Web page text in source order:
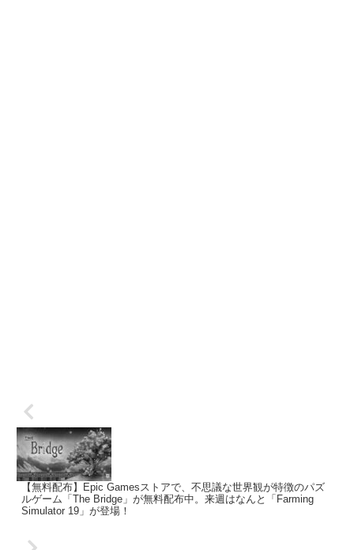
【無料配布】Epic Gamesストアで、不思議な世界観が特徴のパズ
ルゲーム「The Bridge」が無料配布中。来週はなんと「Farming
Simulator 19」が登場！